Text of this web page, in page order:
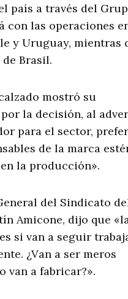
país a través del
con las operaciones
y Uruguay, mientras
Brasil.
mostró su
la decisión, al
para el sector,
de la marca
la producción».
del Sindicato
Amicone, dijo que
si van a seguir
¿Van a ser meros
van a fabricar?».